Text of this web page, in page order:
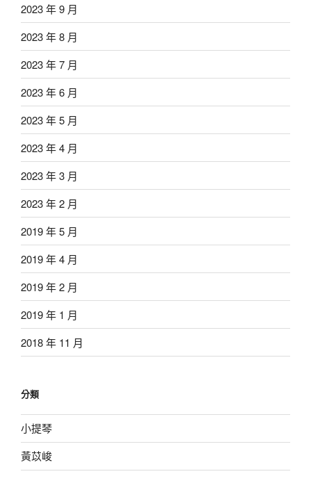
2023 年 9 月
2023 年 8 月
2023 年 7 月
2023 年 6 月
2023 年 5 月
2023 年 4 月
2023 年 3 月
2023 年 2 月
2019 年 5 月
2019 年 4 月
2019 年 2 月
2019 年 1 月
2018 年 11 月
分類
小提琴
黃苡峻